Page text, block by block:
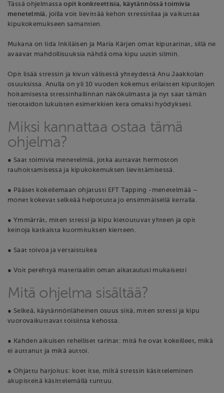
Tässä ohjelmassaopit konkreettisia, käytännössä toimivia
menetelmiä , joilla voit lievittää kehon stressitilaa ja vaikuttaa
kipukokemukseen samantien.
Mukana on Iida Inkiläisen ja Maria Kärjen omat kiputarinat, sillä ne
avaavat mahdollisuuksia nähdä oma kipu uusin silmin.
Opit lisää stressin ja kivun välisestä yhteydestä Anu Jaakkolan
osuuksissa. Anulla on yli 10 vuoden kokemus erilaisten kiputilojen
hoitamisesta stressinhallinnan näkökulmasta ja nyt saat tämän
tietotaidon lukuisten esimerkkien kera omaksi hyödyksesi.
Miksi kannattaa ostaa tämä
ohjelma?
● Saat toimivia menetelmiä, jotka auttavat hermoston
rauhoittamisessa ja kipukokemuksen lievittämisessä.
● Pääset kokeilemaan ohjatusti EFT Tapping -menetelmää –
monet kokevat selkeää helpotusta jo ensimmäisellä kerralla.
● Ymmärrät, miten stressi ja kipu kietoutuvat yhteen ja opit
keinoja katkaista kuormituksen kierteen.
● Saat toivoa ja vertaistukea
● Voit perehtyä materiaaliin oman aikataulusi mukaisesti
Mitä ohjelma sisältää?
● Selkeä, käytännönläheinen osuus siitä, miten stressi ja kipu
vuorovaikuttavat toisiinsa kehossa.
● Kahden aikuisen rehelliset tarinat: mitä he ovat kokeilleet, mikä
ei auttanut ja mikä auttoi.
● Ohjattu harjoitus: koet itse, miltä stressin käsitteleminen
akupisteitä käsittelemällä tuntuu.